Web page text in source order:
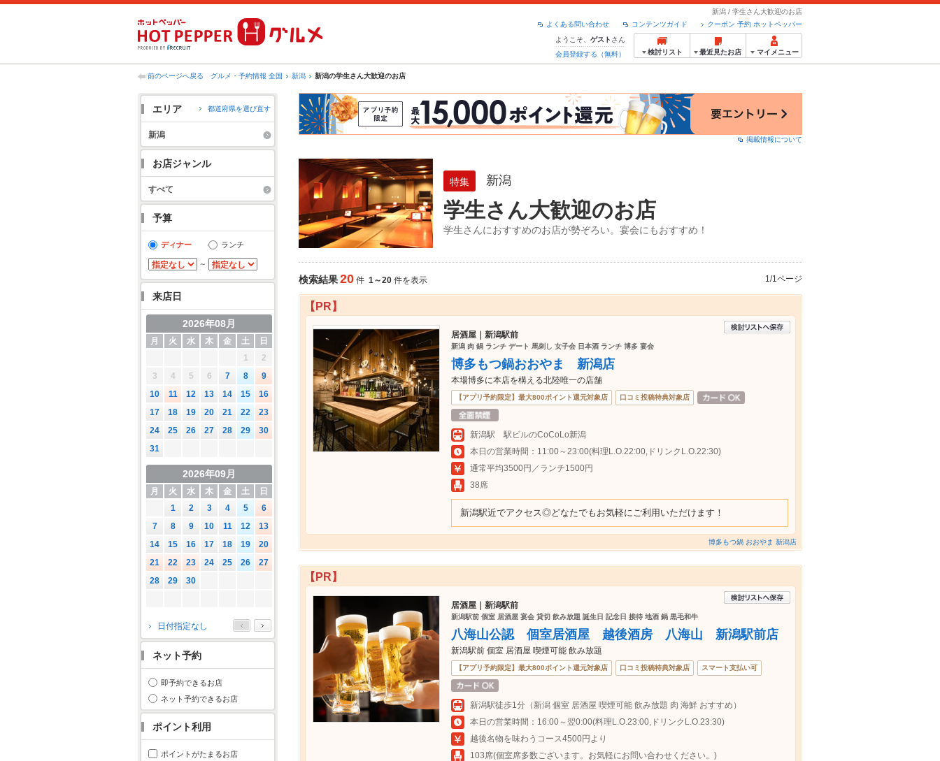
新潟 / 学生さん大歓迎のお店
クーポン 予約 ホットペッパー
コンテンツガイド
よくある問い合わせ
ようこそ、 ゲスト さん
会員登録する（無料）
検討リスト 最近見たお店 マイメニュー
前のページへ戻る グルメ・予約情報 全国 新潟 新潟の学生さん大歓迎のお店
エリア 都道府県を選び直す
新潟
お店ジャンル
すべて
予算
ディナー ランチ
～
来店日
2026年08月
月 火 水 木 金 土
日
1
2
3
4 5 6 7 8
9
10
11 12 13 14 15
16
17
18 19 20 21 22
23
24
25 26 27 28 29
30
31
2026年09月
月 火 水 木 金 土
日
1
2 3 4 5
6
7
8 9 10 11 12
13
14
15 16 17 18 19
20
21
22 23 24 25 26
27
28
29 30
2026年10月
月 火 水 木 金 土
日
5
12
14 15 16
19
20 21 22 23 24
25
26
27 28 29
日付指定なし
ネット予約
即予約できるお店
ネット予約できるお店
ポイント利用
ポイントがたまるお店
掲載情報について
特集 新潟
学生さん大歓迎のお店
学生さんにおすすめのお店が勢ぞろい。宴会にもおすすめ！
検索結果20 件 1～20 件を表示 1/1ページ
【PR】
居酒屋｜新潟駅前
新潟 肉 鍋 ランチ デート 馬刺し 女子会 日本酒 ランチ 博多 宴会
博多もつ鍋おおやま 新潟店
本場博多に本店を構える北陸唯一の店舗
【アプリ予約限定】最大800ポイント還元対象店 口コミ投稿特典対象店
新潟駅 駅ビルのCoCoLo新潟
本日の営業時間：11:00～23:00(料理L.O.22:00,ドリンクL.O.22:30)
通常平均3500円／ランチ1500円
38席
新潟駅近でアクセス◎どなたでもお気軽にご利用いただけます！
博多もつ鍋 おおやま 新潟店
【PR】
居酒屋｜新潟駅前
新潟駅前 個室 居酒屋 宴会 貸切 飲み放題 誕生日 記念日 接待 地酒 鍋 黒毛和牛
八海山公認 個室居酒屋 越後酒房 八海山 新潟駅前店
新潟駅前 個室 居酒屋 喫煙可能 飲み放題
【アプリ予約限定】最大800ポイント還元対象店 口コミ投稿特典対象店 スマート支払い可
新潟駅徒歩1分（新潟 個室 居酒屋 喫煙可能 飲み放題 肉 海鮮 おすすめ）
本日の営業時間：16:00～翌0:00(料理L.O.23:00,ドリンクL.O.23:30)
越後名物を味わうコース4500円より
103席(個室席多数ございます。お気軽にお問い合わせください。)